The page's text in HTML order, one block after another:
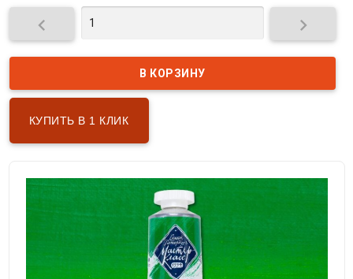
 
КУПИТЬ В 1 КЛИК